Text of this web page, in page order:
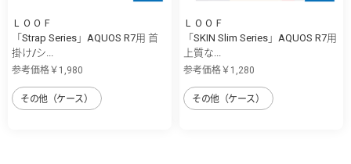
ＬＯＯＦ
「Strap Series」AQUOS R7用 首
掛け/シ...
参考価格￥1,980
その他（ケース）
ＬＯＯＦ
「SKIN Slim Series」AQUOS R7用
上質な...
参考価格￥1,280
その他（ケース）